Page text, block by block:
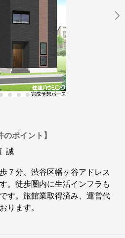
のポイント】
誠
７分、渋谷区幡ヶ谷アドレス
。徒歩圏内に生活インフラも
す。旅館業取得済み、運営代
ります。